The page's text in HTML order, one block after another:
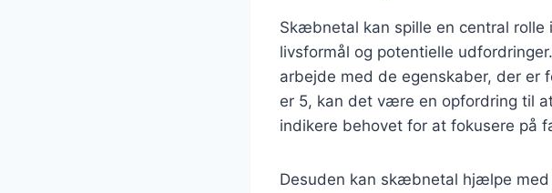
Skæbnetal kan spille en central
livsformål og potentielle
arbejde med de egenskaber, der er
er 5, kan det være en opfordring til
indikere behovet for at fokusere på
Desuden kan skæbnetal hjælpe